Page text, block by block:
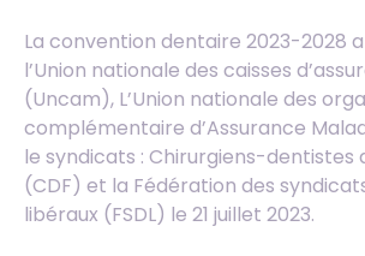
La convention dentaire 2023-2028
l’Union nationale des caisses
(Uncam), L’Union nationale des
complémentaire d’Assurance
le syndicats : Chirurgiens-dentistes
(CDF) et la Fédération des
libéraux (FSDL) le 21 juillet 2023.